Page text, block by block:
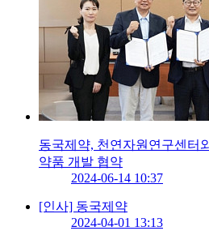
동국제약, 천연자원연구센터
약품 개발 협약
2024-06-14 10:37
[인사] 동국제약
2024-04-01 13:13